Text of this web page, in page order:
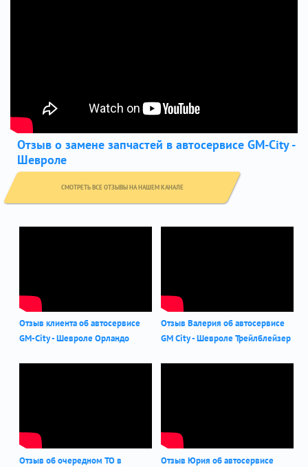
Отзыв о замене запчастей в автосервисе GM-City -
Шевроле
СМОТРЕТЬ ВСЕ ОТЗЫВЫ НА НАШЕМ КАНАЛЕ
Отзыв клиента об автосервисе
GM-City - Шевроле Орландо
Отзыв Валерия об автосервисе
GM City - Шевроле Трейлблейзер
Отзыв об очередном ТО в
Отзыв Юрия об автосервисе